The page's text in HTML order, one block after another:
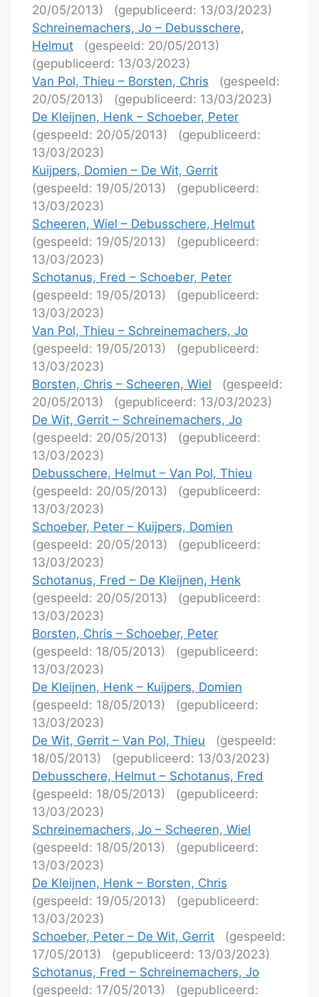
20/05/2013)
(gepubliceerd: 13/03/2023)
Schreinemachers, Jo – Debusschere,
Helmut
(gespeeld: 20/05/2013)
(gepubliceerd: 13/03/2023)
Van Pol, Thieu – Borsten, Chris
(gespeeld:
20/05/2013)
(gepubliceerd: 13/03/2023)
De Kleijnen, Henk – Schoeber, Peter
(gespeeld: 20/05/2013)
(gepubliceerd:
13/03/2023)
Kuijpers, Domien – De Wit, Gerrit
(gespeeld: 19/05/2013)
(gepubliceerd:
13/03/2023)
Scheeren, Wiel – Debusschere, Helmut
(gespeeld: 19/05/2013)
(gepubliceerd:
13/03/2023)
Schotanus, Fred – Schoeber, Peter
(gespeeld: 19/05/2013)
(gepubliceerd:
13/03/2023)
Van Pol, Thieu – Schreinemachers, Jo
(gespeeld: 19/05/2013)
(gepubliceerd:
13/03/2023)
Borsten, Chris – Scheeren, Wiel
(gespeeld:
20/05/2013)
(gepubliceerd: 13/03/2023)
De Wit, Gerrit – Schreinemachers, Jo
(gespeeld: 20/05/2013)
(gepubliceerd:
13/03/2023)
Debusschere, Helmut – Van Pol, Thieu
(gespeeld: 20/05/2013)
(gepubliceerd:
13/03/2023)
Schoeber, Peter – Kuijpers, Domien
(gespeeld: 20/05/2013)
(gepubliceerd:
13/03/2023)
Schotanus, Fred – De Kleijnen, Henk
(gespeeld: 20/05/2013)
(gepubliceerd:
13/03/2023)
Borsten, Chris – Schoeber, Peter
(gespeeld: 18/05/2013)
(gepubliceerd:
13/03/2023)
De Kleijnen, Henk – Kuijpers, Domien
(gespeeld: 18/05/2013)
(gepubliceerd:
13/03/2023)
De Wit, Gerrit – Van Pol, Thieu
(gespeeld:
18/05/2013)
(gepubliceerd: 13/03/2023)
Debusschere, Helmut – Schotanus, Fred
(gespeeld: 18/05/2013)
(gepubliceerd:
13/03/2023)
Schreinemachers, Jo – Scheeren, Wiel
(gespeeld: 18/05/2013)
(gepubliceerd:
13/03/2023)
De Kleijnen, Henk – Borsten, Chris
(gespeeld: 19/05/2013)
(gepubliceerd:
13/03/2023)
Schoeber, Peter – De Wit, Gerrit
(gespeeld:
17/05/2013)
(gepubliceerd: 13/03/2023)
Schotanus, Fred – Schreinemachers, Jo
(gespeeld: 17/05/2013)
(gepubliceerd: